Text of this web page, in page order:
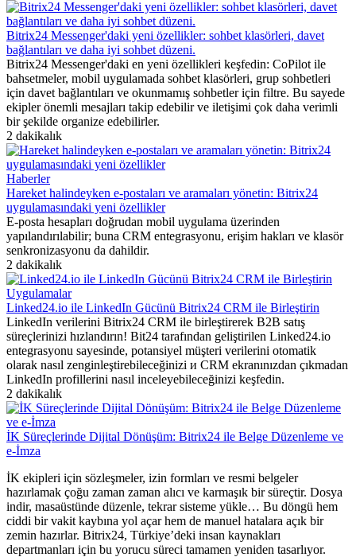
Bitrix24 Messenger'daki yeni özellikler: sohbet klasörleri, davet
bağlantıları ve daha iyi sohbet düzeni.
Bitrix24 Messenger'daki en yeni özellikleri keşfedin: CoPilot ile
bahsetmeler, mobil uygulamada sohbet klasörleri, grup sohbetleri
için davet bağlantıları ve okunmamış sohbetler için filtre. Bu sayede
ekipler önemli mesajları takip edebilir ve iletişimi çok daha verimli
bir şekilde organize edebilirler.
2 dakikalık
Haberler
Hareket halindeyken e-postaları ve aramaları yönetin: Bitrix24
uygulamasındaki yeni özellikler
E-posta hesapları doğrudan mobil uygulama üzerinden
yapılandırılabilir; buna CRM entegrasyonu, erişim hakları ve klasör
senkronizasyonu da dahildir.
2 dakikalık
Uygulamalar
Linked24.io ile LinkedIn Gücünü Bitrix24 CRM ile Birleştirin
LinkedIn verilerini Bitrix24 CRM ile birleştirerek B2B satış
süreçlerinizi hızlandırın! Bit24 tarafından geliştirilen Linked24.io
entegrasyonu sayesinde, potansiyel müşteri verilerini otomatik
olarak nasıl zenginleştirebileceğinizi и CRM ekranınızdan çıkmadan
LinkedIn profillerini nasıl inceleyebileceğinizi keşfedin.
2 dakikalık
İK Süreçlerinde Dijital Dönüşüm: Bitrix24 ile Belge Düzenleme ve
e-İmza
İK ekipleri için sözleşmeler, izin formları ve resmi belgeler
hazırlamak çoğu zaman zaman alıcı ve karmaşık bir süreçtir. Dosya
indir, masaüstünde düzenle, tekrar sisteme yükle… Bu döngü hem
ciddi bir vakit kaybına yol açar hem de manuel hatalara açık bir
zemin hazırlar. Bitrix24, Türkiye’deki insan kaynakları
departmanları için bu yorucu süreci tamamen yeniden tasarlıyor.